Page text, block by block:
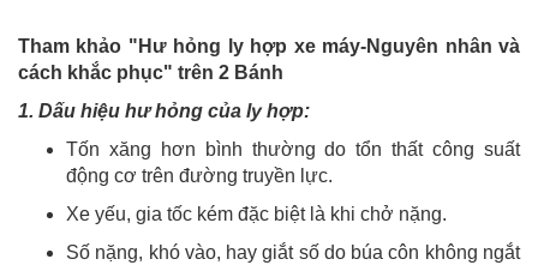
Tham khảo "Hư hỏng ly hợp xe máy-Nguyên nhân và
cách khắc phục" trên 2 Bánh
1. Dấu hiệu hư hỏng của ly hợp:
Tốn xăng hơn bình thường do tổn thất công suất
động cơ trên đường truyền lực.
Xe yếu, gia tốc kém đặc biệt là khi chở nặng.
Số nặng, khó vào, hay giắt số do búa côn không ngắt